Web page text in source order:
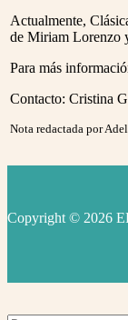
Actualmente,
de Miriam Lorenzo
Para más
Contacto: Cristina
Nota redactada por
Copyright © 2026